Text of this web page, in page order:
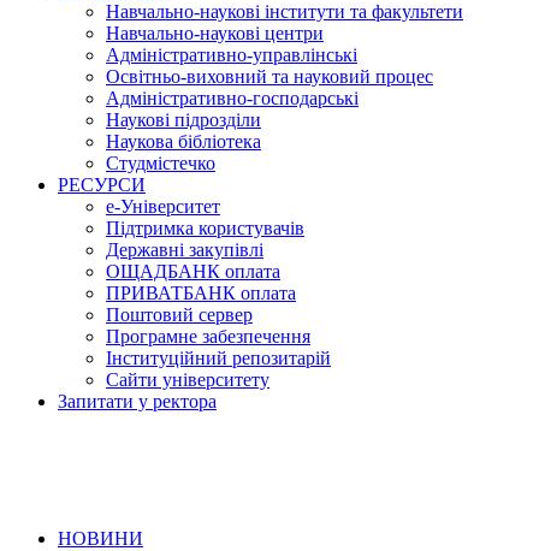
Навчально-наукові інститути та факультети
Навчально-наукові центри
Адміністративно-управлінські
Освітньо-виховний та науковий процес
Адміністративно-господарські
Наукові підрозділи
Наукова бібліотека
Студмістечко
РЕСУРСИ
е-Університет
Підтримка користувачів
Державні закупівлі
ОЩАДБАНК оплата
ПРИВАТБАНК оплата
Поштовий сервер
Програмне забезпечення
Інституційний репозитарій
Сайти університету
Запитати у ректора
НОВИНИ